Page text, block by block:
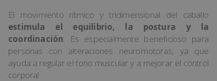
El movimiento rítmico y tridimensional del caballo
estimula el equilibrio, la postura y la
coordinación . Es especialmente beneficioso para
personas con alteraciones neuromotoras, ya que
ayuda a regular el tono muscular y a mejorar el control
corporal.